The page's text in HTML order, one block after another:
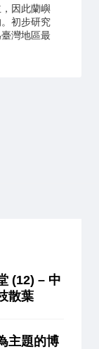
因此蘭嶼
初步研究
灣地區最
(12) – 中
散葉
主題的博